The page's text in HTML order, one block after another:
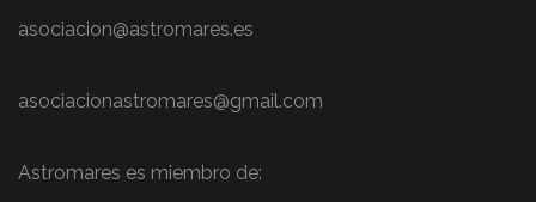
asociacion@astromares.es
asociacionastromares@gmail.com
Astromares es miembro de: